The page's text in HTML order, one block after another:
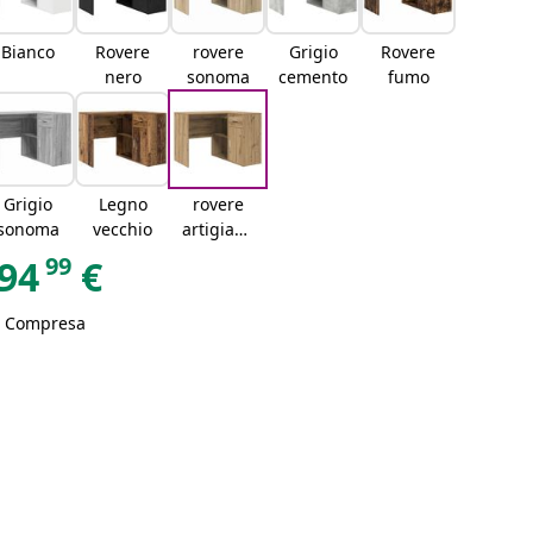
Bianco
Rovere
nero
rovere
sonoma
Grigio
cemento
Rovere
fumo
Grigio
Legno
vecchio
rovere
artigiana
99 €
Compresa